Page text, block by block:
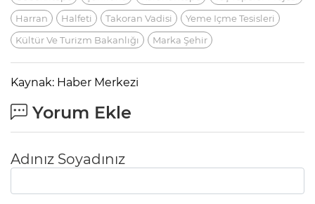
Harran
Halfeti Takoran Vadisi
Yeme Içme Tesisleri
Kültür Ve Turizm Bakanlığı
Marka Şehir
Kaynak: Haber Merkezi
Yorum Ekle
Adınız Soyadınız